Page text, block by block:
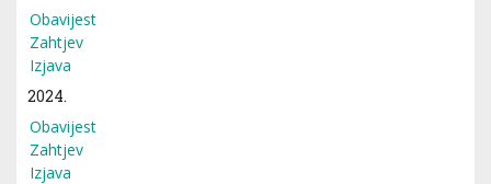
Obavijest
Zahtjev
Izjava
2024.
Obavijest
Zahtjev
Izjava